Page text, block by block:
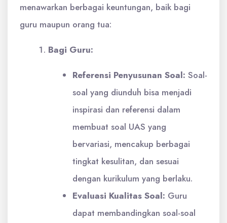
menawarkan berbagai keuntungan, baik bagi
guru maupun orang tua:
Bagi Guru:
Referensi Penyusunan Soal: Soal-
soal yang diunduh bisa menjadi
inspirasi dan referensi dalam
membuat soal UAS yang
bervariasi, mencakup berbagai
tingkat kesulitan, dan sesuai
dengan kurikulum yang berlaku.
Evaluasi Kualitas Soal: Guru
dapat membandingkan soal-soal